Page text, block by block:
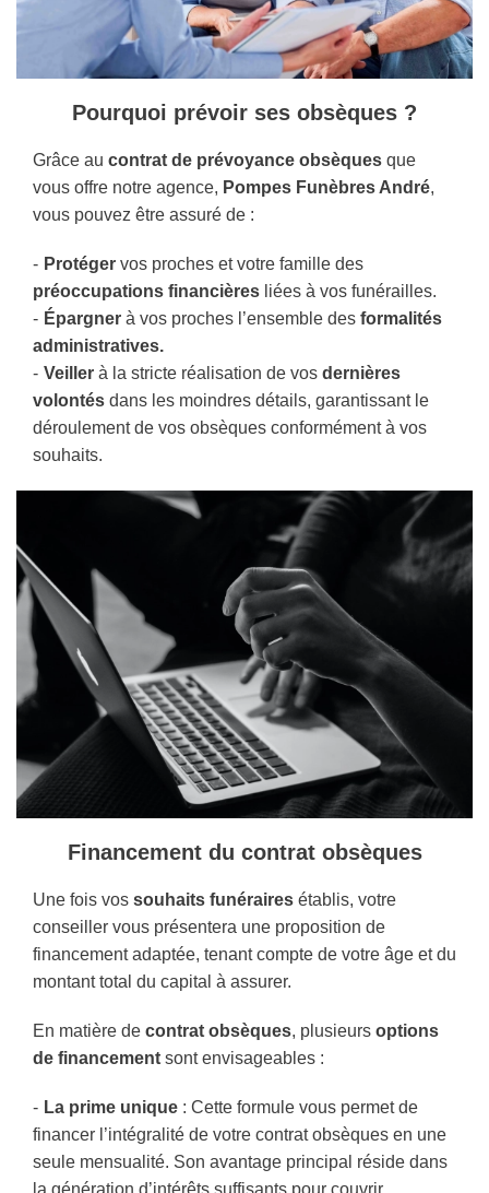
Pourquoi prévoir ses obsèques ?
Grâce au contrat de prévoyance obsèques que
vous offre notre agence, Pompes Funèbres André,
vous pouvez être assuré de :
Protéger vos proches et votre famille des
préoccupations financières liées à vos funérailles.
Épargner à vos proches l’ensemble des formalités
administratives.
Veiller à la stricte réalisation de vos dernières
volontés dans les moindres détails, garantissant le
déroulement de vos obsèques conformément à vos
souhaits.
Financement du contrat obsèques
Une fois vos souhaits funéraires établis, votre
conseiller vous présentera une proposition de
financement adaptée, tenant compte de votre âge et du
montant total du capital à assurer.
En matière de contrat obsèques, plusieurs options
de financement sont envisageables :
La prime unique : Cette formule vous permet de
financer l’intégralité de votre contrat obsèques en une
seule mensualité. Son avantage principal réside dans